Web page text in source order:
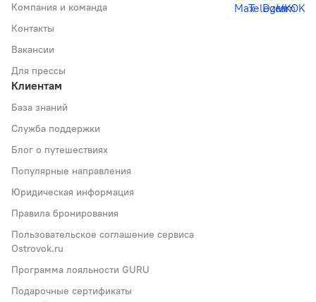
Компания и команда
Контакты
Вакансии
Для прессы
Клиентам
База знаний
Служба поддержки
Блог о путешествиях
Популярные направления
Юридическая информация
Правила бронирования
Пользовательское соглашение сервиса
Ostrovok.ru
Программа лояльности GURU
Подарочные сертификаты